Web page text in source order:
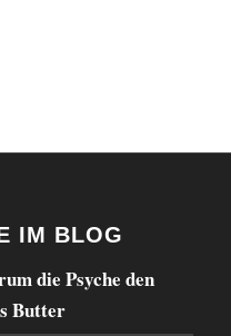
IM BLOG
die Psyche den
Butter